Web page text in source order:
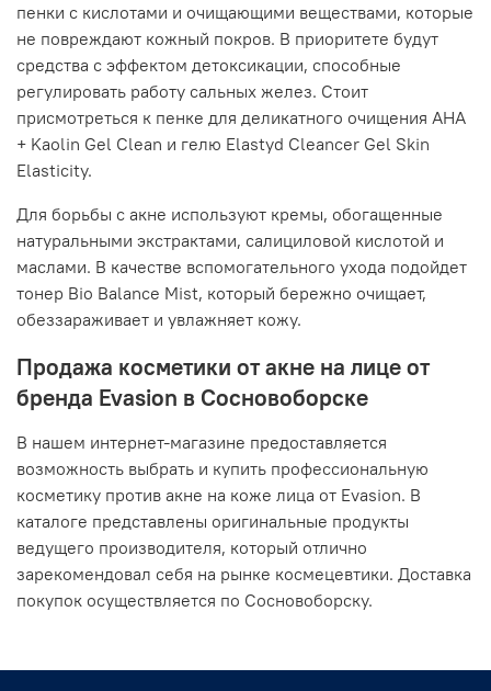
пенки с кислотами и очищающими веществами, которые
не повреждают кожный покров. В приоритете будут
средства с эффектом детоксикации, способные
регулировать работу сальных желез. Стоит
присмотреться к пенке для деликатного очищения AHA
+ Kaolin Gel Clean и гелю Elastyd Cleancer Gel Skin
Elasticity.
Для борьбы с акне используют кремы, обогащенные
натуральными экстрактами, салициловой кислотой и
маслами. В качестве вспомогательного ухода подойдет
тонер Bio Balance Mist, который бережно очищает,
обеззараживает и увлажняет кожу.
Продажа косметики от акне на лице от
бренда Evasion в Сосновоборске
В нашем интернет-магазине предоставляется
возможность выбрать и купить профессиональную
косметику против акне на коже лица от Evasion. В
каталоге представлены оригинальные продукты
ведущего производителя, который отлично
зарекомендовал себя на рынке космецевтики. Доставка
покупок осуществляется по Сосновоборску.